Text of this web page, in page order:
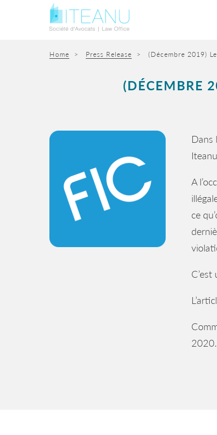
Home > Press Release > (Décembre 2019)
(DÉCEMBRE
Dans
A
ce
2020.